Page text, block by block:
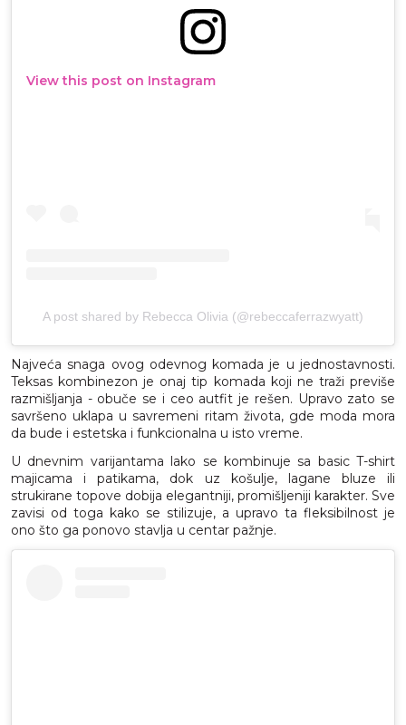
View this post on Instagram
A post shared by Rebecca Olivia (@rebeccaferrazwyatt)
Najveća snaga ovog odevnog komada je u jednostavnosti.
Teksas kombinezon je onaj tip komada koji ne traži previše
razmišljanja - obuče se i ceo autfit je rešen. Upravo zato se
savršeno uklapa u savremeni ritam života, gde moda mora
da bude i estetska i funkcionalna u isto vreme.
U dnevnim varijantama lako se kombinuje sa basic T-shirt
majicama i patikama, dok uz košulje, lagane bluze ili
strukirane topove dobija elegantniji, promišljeniji karakter. Sve
zavisi od toga kako se stilizuje, a upravo ta fleksibilnost je
ono što ga ponovo stavlja u centar pažnje.